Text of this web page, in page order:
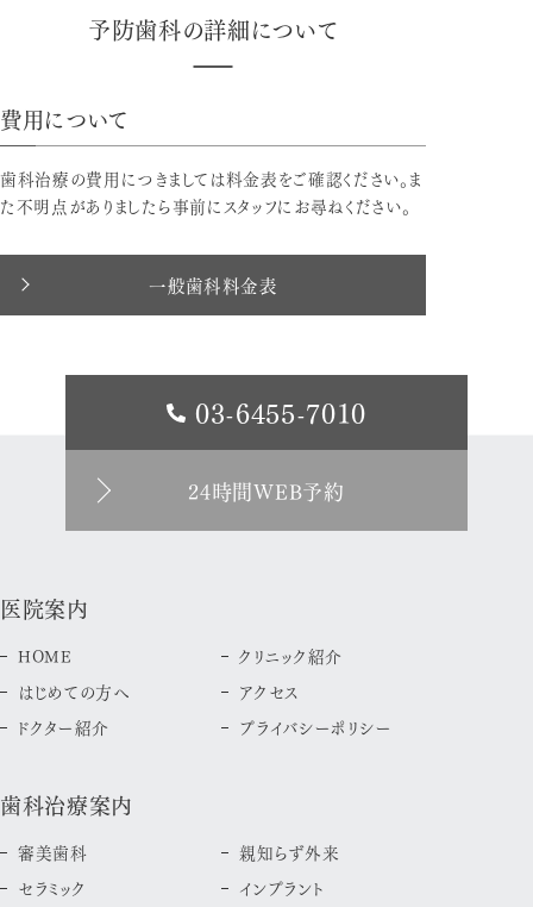
予防歯科の詳細について
費用について
歯科治療の費用につきましては料金表をご確認ください。ま
た不明点がありましたら事前にスタッフにお尋ねください。
一般歯科料金表
03-6455-7010
24時間WEB予約
医院案内
HOME
はじめての方へ
ドクター紹介
クリニック紹介
アクセス
プライバシーポリシー
歯科治療案内
審美歯科
セラミック
親知らず外来
インプラント